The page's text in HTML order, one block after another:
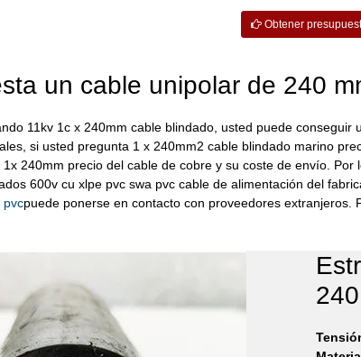
Obtener
un cable unipolar de 240
11kv 1c x 240mm cable blindado, usted puede conseguir
si usted pregunta 1 x 240mm2 cable blindado marino
240mm precio del cable de cobre y su coste de envío.
600v cu xlpe pvc swa pvc cable de alimentación del
pvcpuede ponerse en contacto con proveedores